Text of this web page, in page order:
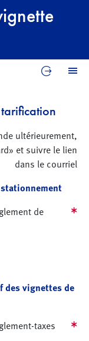
ultérieurement,
et suivre le lien
dans le courriel
de
des vignettes de
taxes